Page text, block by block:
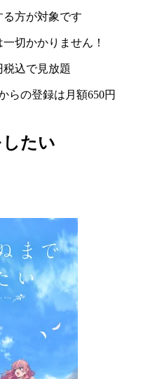
方が対象です
切かかりません！
らの登録は月額650円
たい